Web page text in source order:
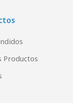
Productos